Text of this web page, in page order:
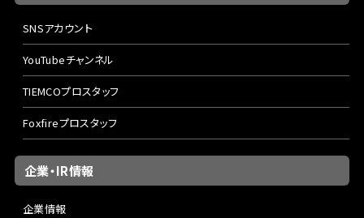
SNSアカウント
YouTubeチャンネル
TIEMCOプロスタッフ
Foxfireプロスタッフ
企業・IR情報
企業情報